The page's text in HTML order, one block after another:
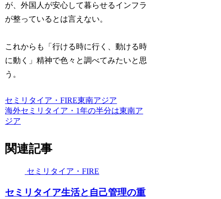
が、外国人が安心して暮らせるインフラ
が整っているとは言えない。
これからも「行ける時に行く、動ける時
に動く」精神で色々と調べてみたいと思
う。
セミリタイア・FIRE東南アジア
海外セミリタイア・1年の半分は東南ア
ジア
関連記事
セミリタイア・FIRE
セミリタイア生活と自己管理の重